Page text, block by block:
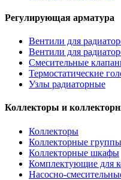
Регулирующая арматура
Вентили для
Вентили для
Смесительные
Термостатические
Узлы радиаторные
Коллекторы и
Коллекторы
Коллекторные группы
Коллекторные шкафы
Комплектующие для
Насосно-